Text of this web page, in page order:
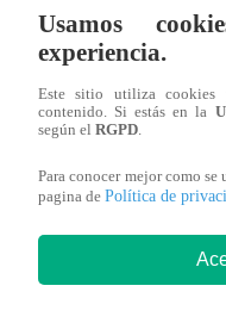
“Estas gaviotas son
Usamos
experiencia.
Este sitio utiliza cookies
contenido. Si estás en la
según el RGPD
Para conocer mejor como
pagina de Política de